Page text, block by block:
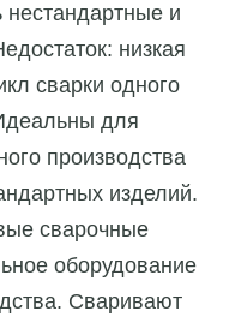
нестандартные и
низкая
сварки одного
для
производства
изделий.
сварочные
оборудование
Сваривают